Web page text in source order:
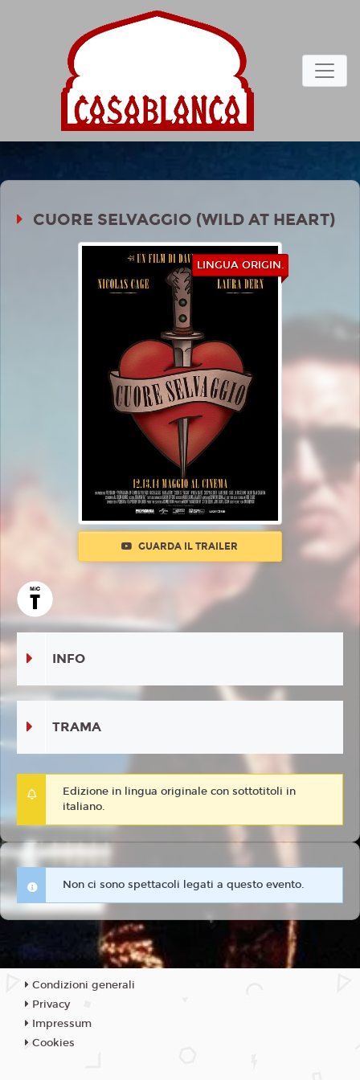
CUORE SELVAGGIO (WILD AT HEART)
LINGUA ORIGIN.
GUARDA IL TRAILER
INFO
TRAMA
Edizione in lingua originale con sottotitoli in
italiano.
Non ci sono spettacoli legati a questo evento.
Condizioni generali
Privacy
Impressum
Cookies